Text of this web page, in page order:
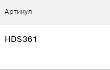
Артикул
HDS361